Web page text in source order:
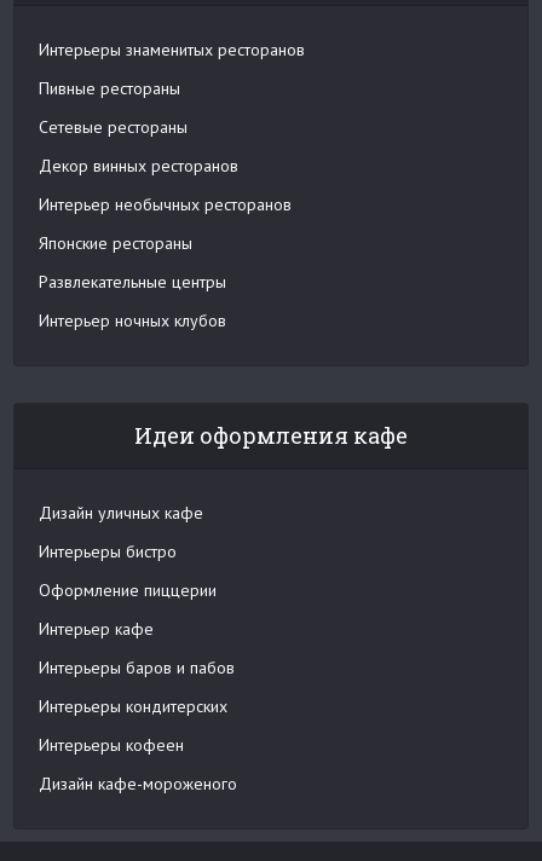
Интерьеры знаменитых ресторанов
Пивные рестораны
Сетевые рестораны
Декор винных ресторанов
Интерьер необычных ресторанов
Японские рестораны
Развлекательные центры
Интерьер ночных клубов
Идеи оформления кафе
Дизайн уличных кафе
Интерьеры бистро
Оформление пиццерии
Интерьер кафе
Интерьеры баров и пабов
Интерьеры кондитерских
Интерьеры кофеен
Дизайн кафе-мороженого